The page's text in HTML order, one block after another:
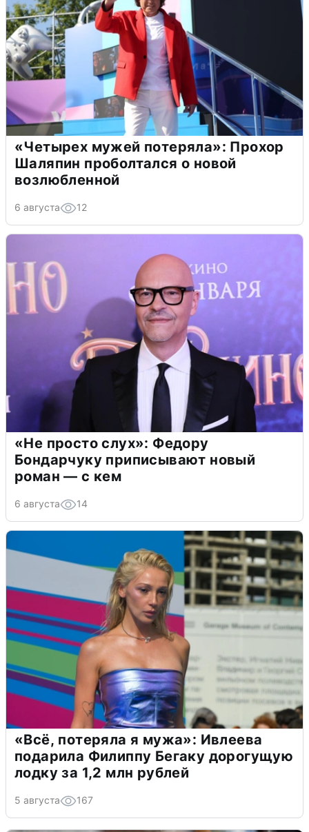
«Четырех мужей потеряла»: Прохор
Шаляпин проболтался о новой
возлюбленной
6 августа 12
«Не просто слух»: Федору
Бондарчуку приписывают новый
роман — с кем
6 августа 14
«Всё, потеряла я мужа»: Ивлеева
подарила Филиппу Бегаку дорогущую
лодку за 1,2 млн рублей
5 августа 167